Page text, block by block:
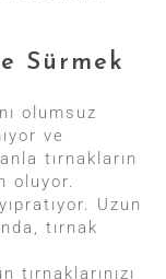
Sürmek
olumsuz
ve
tırnakların
oluyor.
Uzun
tırnak